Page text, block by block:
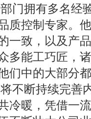
门拥有多名经
质控制专家。
一致，以及产
多能工巧匠，
们中的大部分
不断持续完善
冷暖，凭借一